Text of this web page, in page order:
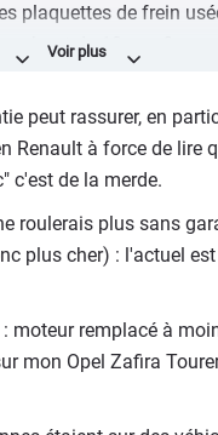
plaquettes de frein
bout de 10 ans ?
peut rassurer, en
Renault à force de lire
c'est de la merde.
roulerais plus sans
plus cher) : l'actuel
moteur remplacé à
mon Opel Zafira